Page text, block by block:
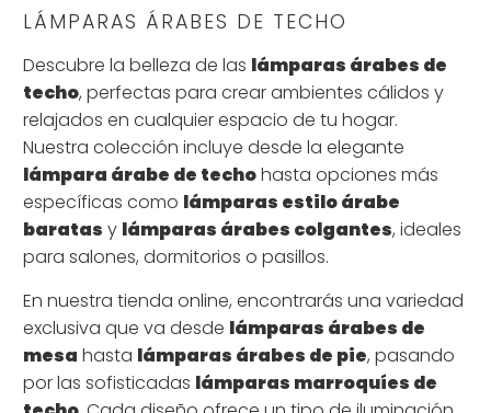
LÁMPARAS ÁRABES DE TECHO
Descubre la belleza de las lámparas árabes de
techo, perfectas para crear ambientes cálidos y
relajados en cualquier espacio de tu hogar.
Nuestra colección incluye desde la elegante
lámpara árabe de techohasta opciones más
específicas como lámparas estilo árabe
baratas y lámparas árabes colgantes, ideales
para salones, dormitorios o pasillos.
En nuestra tienda online, encontrarás una variedad
exclusiva que va desde lámparas árabes de
mesa hasta lámparas árabes de pie, pasando
por las sofisticadas lámparas marroquíes de